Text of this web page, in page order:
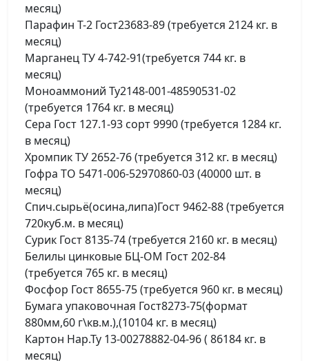
месяц)
Парафин Т-2 Гост23683-89 (требуется 2124 кг. в
месяц)
Марганец ТУ 4-742-91(требуется 744 кг. в
месяц)
Моноаммоний Ту2148-001-48590531-02
(требуется 1764 кг. в месяц)
Сера Гост 127.1-93 сорт 9990 (требуется 1284 кг.
в месяц)
Хромпик ТУ 2652-76 (требуется 312 кг. в месяц)
Гофра ТО 5471-006-52970860-03 (40000 шт. в
месяц)
Спич.сырьё(осина,липа)Гост 9462-88 (требуется
720куб.м. в месяц)
Сурик Гост 8135-74 (требуется 2160 кг. в месяц)
Белилы цинковые БЦ-ОМ Гост 202-84
(требуется 765 кг. в месяц)
Фосфор Гост 8655-75 (требуется 960 кг. в месяц)
Бумага упаковочная Гост8273-75(формат
880мм,60 г\кв.м.),(10104 кг. в месяц)
Картон Нар.Ту 13-00278882-04-96 ( 86184 кг. в
месяц)